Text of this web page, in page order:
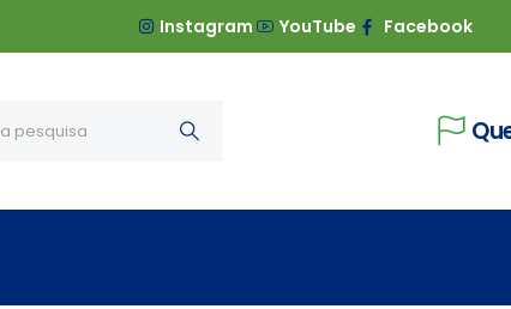
Instagram YouTube Facebook